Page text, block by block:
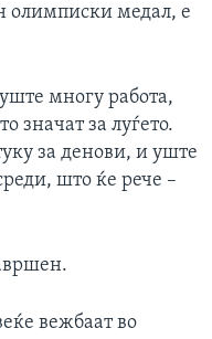
олимписки медал, е
многу работа,
значат за луѓето.
за денови, и уште
што ќе рече –
вежбаат во